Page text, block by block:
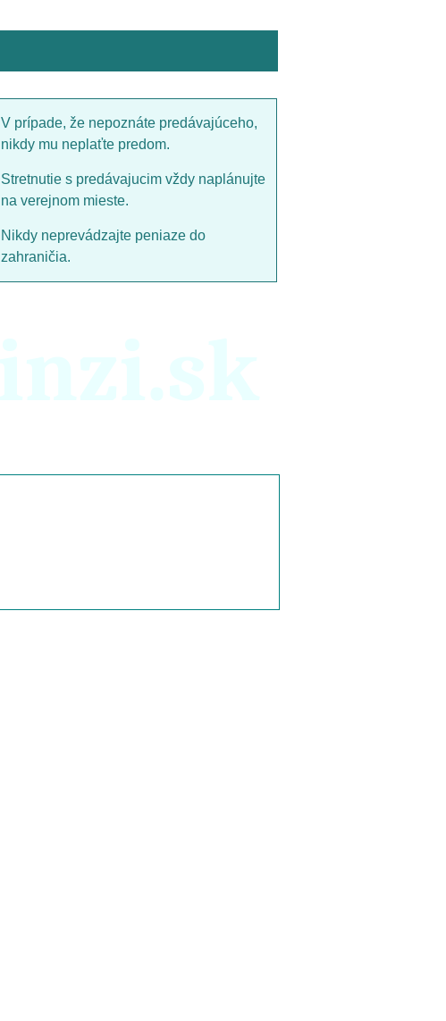
V prípade, že nepoznáte predávajúceho,
nikdy mu neplaťte predom.
Stretnutie s predávajucim vždy naplánujte
na verejnom mieste.
Nikdy neprevádzajte peniaze do
zahraničia.